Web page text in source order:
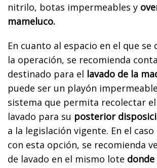
nitrilo, botas impermeables y
mameluco.
En cuanto al espacio en el que se
la operación, se recomienda
destinado para el lavado de la
puede ser un playón
sistema que permita recolectar el
lavado para su posterior
a la legislación vigente. En el
con esta opción, se recomienda
de lavado en el mismo lote donde